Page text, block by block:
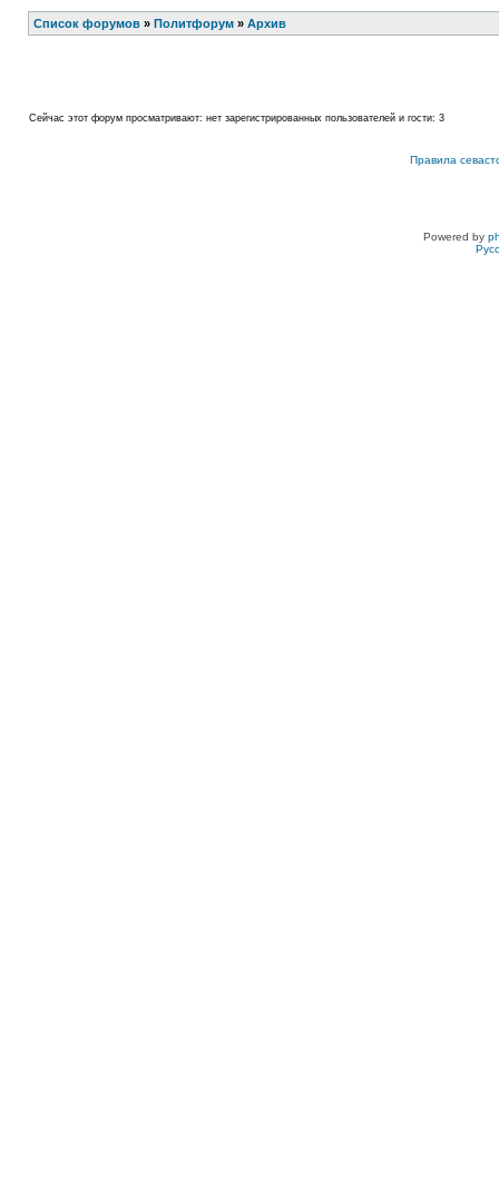
Список форумов » Политфорум » Архив
Сейчас этот форум просматривают: нет зарегистрированных пользователей и гости: 3
Правила
Powered by